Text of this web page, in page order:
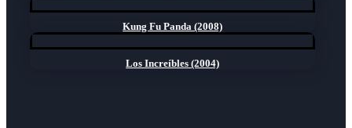
Kung Fu Panda (2008)
Los Increíbles (2004)